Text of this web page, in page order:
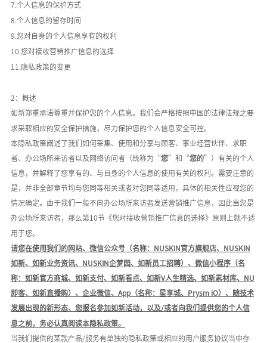
7.个人信息的保护方式
8.个人信息的留存时间
9.您对自身的个人信息享有的权利
10.您对接收营销推广信息的选择
11.隐私政策的变更
2：概述
如新郑重承诺尊重并保护您的个人信息。我们会严格按照中国的法律法规之要
求采取相应的安全保护措施，尽力保护您的个人信息安全可控。
本隐私政策阐述了我们如何采集、使用和分享与顾客、事业经营伙伴、求职
者、办公场所来访者以及网络访问者（统称为 “您”和“您的”）有关的个人
信息，并解释了您享有的、与自身的个人信息的使用有关的权利。需要注意的
是，并非全部章节均与您同等相关或者对您同等适用，具体的相关性应视您的
情况确定。由于我们一般不向办公场所来访者发送营销推广信息，因此当您是
办公场所来访者，那么第10节《您对接收营销推广信息的选择》原则上就不适
用于您。
请您在使用我们的网站、微信公众号（名称： NUSKIN官方旗舰店、NUSKIN
如新、如新业务资讯、NUSKIN企梦园、如新员工招聘）、微信小程序（名
称：如新官方商城、如新支付、如新看点、如新V人生精选、如新素材库、NU
即客、如新直播购）、企业微信、 App（名称：星享城、 Prysm iO）、 随技术
发展出现的新形态、您报名参加如新活动，以及/或者向我们提供您的个人信
息之前，务必认真阅读本隐私政策。
当我们提供的某款产品/服务有单独的隐私政策或相应的用户服务协议当中存